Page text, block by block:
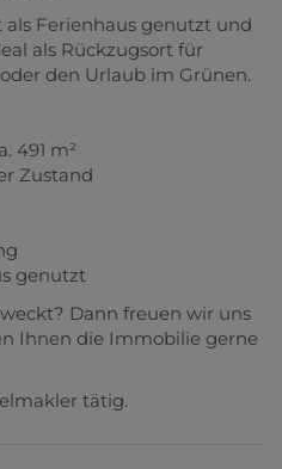
Ferienhaus genutzt und
als Rückzugsort für
den Urlaub im Grünen.
491 m²
Zustand
genutzt
Dann freuen wir uns
Ihnen die Immobilie gerne
tätig.